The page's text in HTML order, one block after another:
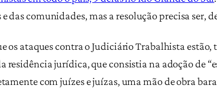
das comunidades, mas a resolução precisa ser,
os ataques contra o Judiciário Trabalhista
residência jurídica, que consistia na adoção de
com juízes e juízas, uma mão de obra